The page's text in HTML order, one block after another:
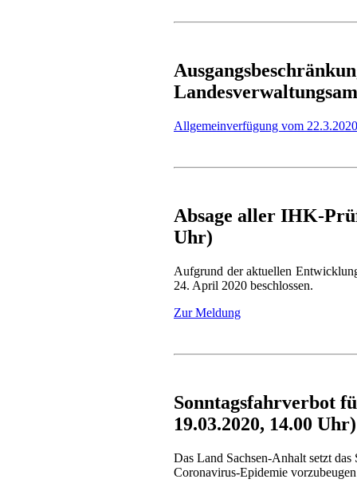
Allgemeinverfügung vom 22.3.2020
Absage aller IHK-
Uhr)
Aufgrund der aktuellen
24. April 2020 beschlossen.
Zur Meldung
Sonntagsfahrverbot
19.03.2020, 14.00 Uhr)
Das Land Sachsen-Anhalt setzt
Coronavirus-Epidemie